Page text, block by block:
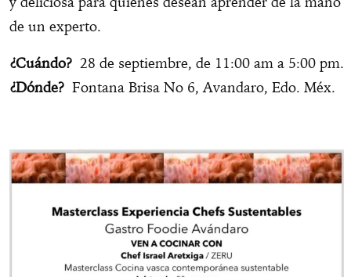
de un experto.
¿Cuándo? 28 de septiembre, de 11:00 am a 5:00 pm.
¿Dónde? Fontana Brisa No 6, Avandaro, Edo. Méx.